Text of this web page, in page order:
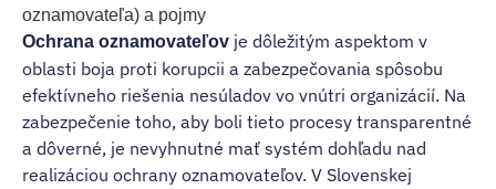
oznamovateľa) a pojmy
Ochrana oznamovateľov je dôležitým aspektom v
oblasti boja proti korupcii a zabezpečovania spôsobu
efektívneho riešenia nesúladov vo vnútri organizácií. Na
zabezpečenie toho, aby boli tieto procesy transparentné
a dôverné, je nevyhnutné mať systém dohľadu nad
realizáciou ochrany oznamovateľov. V Slovenskej